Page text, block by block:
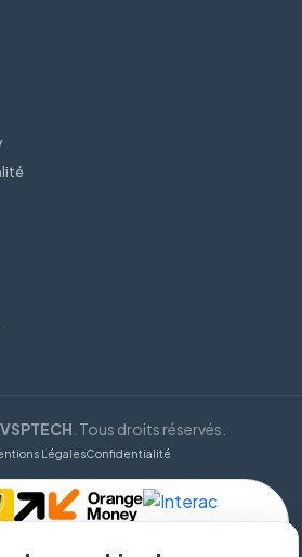
VSPTECH . Tous droits réservés.
LégalesConfidentialité